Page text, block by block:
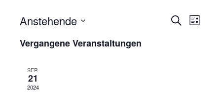
Suche
Liste
Anstehende
wählen.
Vergangene Veranstaltungen
SEP.
21
2024